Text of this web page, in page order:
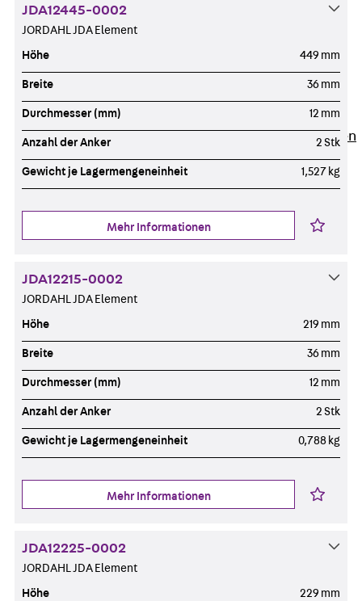
Technische Beratung
Presse
Karriere
Stellenausschreibungen
Unsere Standorte
JDA12445-0002
JORDAHL JDA Element
Höhe 449 mm
Breite 36 mm
Durchmesser (mm) 12 mm
Anzahl der Anker 2 Stk
Gewicht je Lagermengeneinheit 1,527 kg
Mehr Informationen
JDA12215-0002
JORDAHL JDA Element
Höhe 219 mm
Breite 36 mm
Durchmesser (mm) 12 mm
Anzahl der Anker 2 Stk
Gewicht je Lagermengeneinheit 0,788 kg
Mehr Informationen
JDA12225-0002
JORDAHL JDA Element
Höhe 229 mm